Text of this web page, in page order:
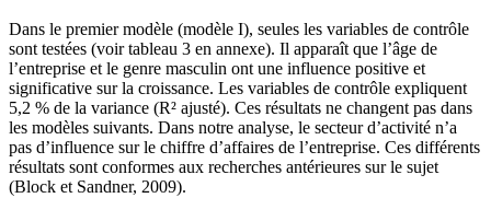
Dans le premier modèle (modèle I), seules les variables de contrôle
sont testées (voir tableau 3 en annexe). Il apparaît que l’âge de
l’entreprise et le genre masculin ont une influence positive et
significative sur la croissance. Les variables de contrôle expliquent
5,2 % de la variance (R² ajusté). Ces résultats ne changent pas dans
les modèles suivants. Dans notre analyse, le secteur d’activité n’a
pas d’influence sur le chiffre d’affaires de l’entreprise. Ces différents
résultats sont conformes aux recherches antérieures sur le sujet
(Block et Sandner, 2009).